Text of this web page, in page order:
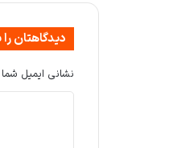
دیدگاهتان
نشانی ایمیل